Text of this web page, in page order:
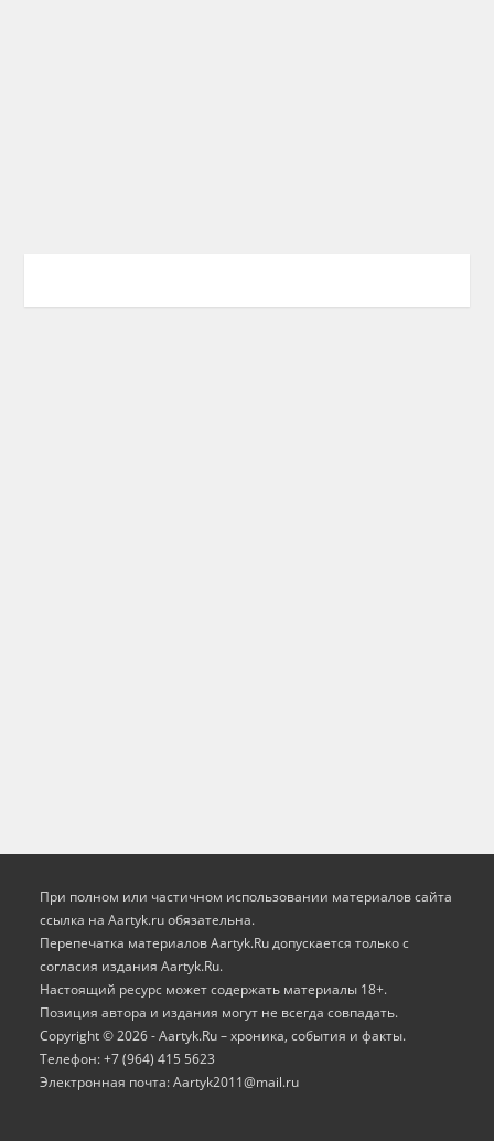
При полном или частичном использовании материалов сайта
ссылка на Aartyk.ru oбязательна.
Перепечатка материалов Aartyk.Ru допускается только с
согласия издания Aartyk.Ru.
Настоящий ресурс может содержать материалы 18+.
Позиция автора и издания могут не всегда совпадать.
Copyright © 2026 - Aartyk.Ru – хроника, события и факты.
Телефон: +7 (964) 415 5623
Электронная почта: Aartyk2011@mail.ru